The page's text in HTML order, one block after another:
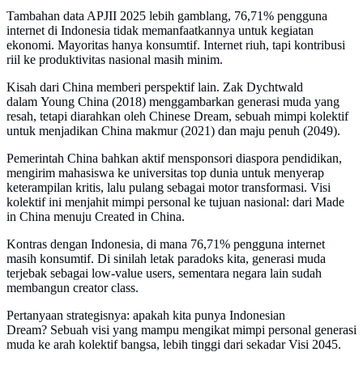
Tambahan data APJII 2025 lebih gamblang, 76,71% pengguna
internet di Indonesia tidak memanfaatkannya untuk kegiatan
ekonomi. Mayoritas hanya konsumtif. Internet riuh, tapi kontribusi
riil ke produktivitas nasional masih minim.
Kisah dari China memberi perspektif lain. Zak Dychtwald
dalam Young China (2018) menggambarkan generasi muda yang
resah, tetapi diarahkan oleh Chinese Dream, sebuah mimpi kolektif
untuk menjadikan China makmur (2021) dan maju penuh (2049).
Pemerintah China bahkan aktif mensponsori diaspora pendidikan,
mengirim mahasiswa ke universitas top dunia untuk menyerap
keterampilan kritis, lalu pulang sebagai motor transformasi. Visi
kolektif ini menjahit mimpi personal ke tujuan nasional: dari Made
in China menuju Created in China.
Kontras dengan Indonesia, di mana 76,71% pengguna internet
masih konsumtif. Di sinilah letak paradoks kita, generasi muda
terjebak sebagai low-value users, sementara negara lain sudah
membangun creator class.
Pertanyaan strategisnya: apakah kita punya Indonesian
Dream? Sebuah visi yang mampu mengikat mimpi personal generasi
muda ke arah kolektif bangsa, lebih tinggi dari sekadar Visi 2045.